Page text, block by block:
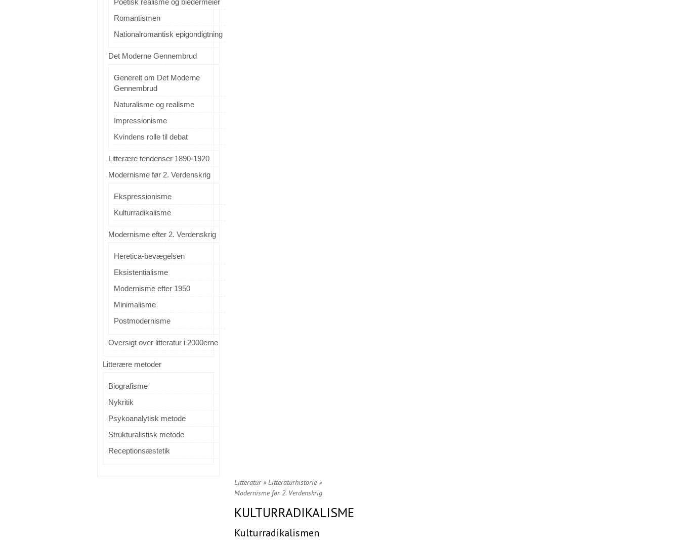
Romantismen
Nationalromantisk epigondigtning
Det Moderne Gennembrud
Generelt om Det Moderne
Gennembrud
Naturalisme og realisme
Impressionisme
Kvindens rolle til debat
Litterære tendenser 1890-1920
Modernisme før 2. Verdenskrig
Ekspressionisme
Kulturradikalisme
Modernisme efter 2. Verdenskrig
Heretica-bevægelsen
Eksistentialisme
Modernisme efter 1950
Minimalisme
Postmodernisme
Oversigt over litteratur i 2000erne
Litterære metoder
Biografisme
Nykritik
Psykoanalytisk metode
Strukturalistisk metode
Receptionsæstetik
Litteratur»Litteraturhistorie»
Modernisme før 2. Verdenskrig
KULTURRADIKALISME
Kulturradikalismen